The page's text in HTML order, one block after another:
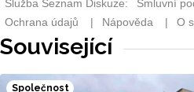
Související
Společnost